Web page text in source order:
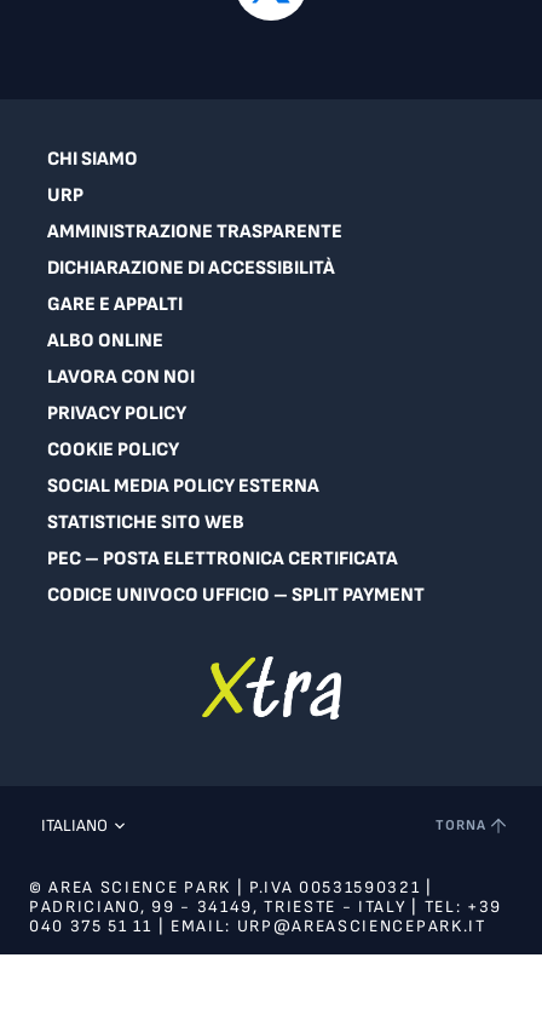
CHI SIAMO
URP
AMMINISTRAZIONE TRASPARENTE
DICHIARAZIONE DI ACCESSIBILITÀ
GARE E APPALTI
ALBO ONLINE
LAVORA CON NOI
PRIVACY POLICY
COOKIE POLICY
SOCIAL MEDIA POLICY ESTERNA
STATISTICHE SITO WEB
PEC – POSTA ELETTRONICA CERTIFICATA
CODICE UNIVOCO UFFICIO – SPLIT PAYMENT
ITALIANO TORNA
© AREA SCIENCE PARK | P.IVA 00531590321 |
PADRICIANO, 99 - 34149, TRIESTE - ITALY | TEL: +39
040 375 51 11 | EMAIL: URP@AREASCIENCEPARK.IT